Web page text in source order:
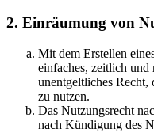
2. Einräumung von
Mit dem Erstellen
einfaches, zeitlich und
unentgeltliches Recht,
zu nutzen.
Das Nutzungsrecht
nach Kündigung des